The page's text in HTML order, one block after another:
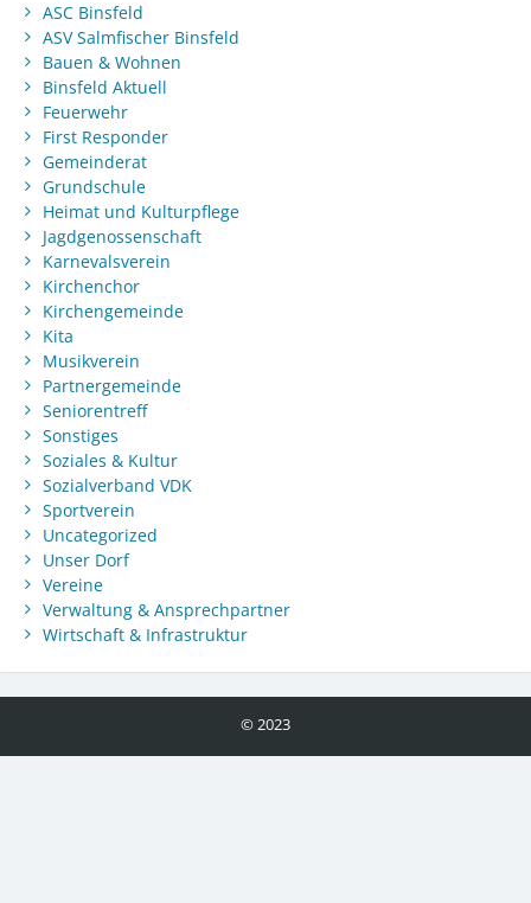
ASC Binsfeld
ASV Salmfischer Binsfeld
Bauen & Wohnen
Binsfeld Aktuell
Feuerwehr
First Responder
Gemeinderat
Grundschule
Heimat und Kulturpflege
Jagdgenossenschaft
Karnevalsverein
Kirchenchor
Kirchengemeinde
Kita
Musikverein
Partnergemeinde
Seniorentreff
Sonstiges
Soziales & Kultur
Sozialverband VDK
Sportverein
Uncategorized
Unser Dorf
Vereine
Verwaltung & Ansprechpartner
Wirtschaft & Infrastruktur
© 2023